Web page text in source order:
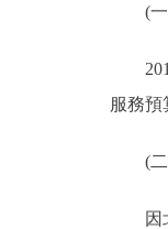
(一)
2019
服務預
(二)
因北